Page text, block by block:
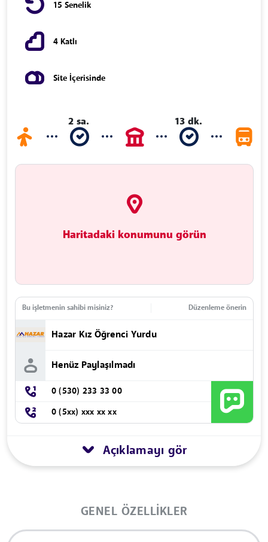
15 Senelik
4 Katlı
Site İçerisinde
2 sa. 13 dk.
Haritadaki konumunu görün
Bu işletmenin sahibi misiniz? Düzenleme önerin
Hazar Kız Öğrenci Yurdu
Henüz Paylaşılmadı
0 (530) 233 33 00
0 (5xx) xxx xx xx
Açıklamayı gör
GENEL ÖZELLIKLER